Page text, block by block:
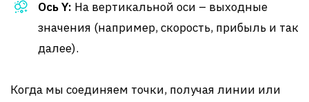
Ось Y: На вертикальной оси – выходные
значения (например, скорость, прибыль и так
далее).
Когда мы соединяем точки, получая линии или